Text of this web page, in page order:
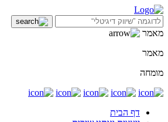
מאמר
מאמר
מומחה
דף הבית